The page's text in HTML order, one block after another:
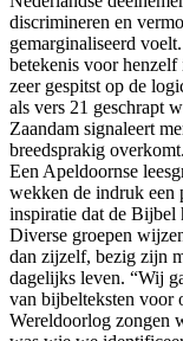
discrimineren en
gemarginaliseerd
betekenis voor
zeer gespitst op de
als vers 21 geschrapt
Zaandam signaleert
breedsprakig overkomt.
Een Apeldoornse
wekken de indruk een
inspiratie dat de Bijbel
Diverse groepen
dan zijzelf, bezig zijn
dagelijks leven. “Wij
van bijbelteksten voor
Wereldoorlog zongen